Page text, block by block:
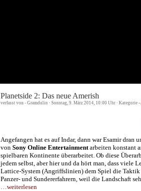
Planetside 2: Das neue Amerish
verfasst von - Gramdulin · Sonntag, 9. März 2014, 10:00 Uhr · Kategorie -
Angefangen hat es auf Indar, dann war Esamir
von Sony Online Entertainment arbeiten konstant
spielbaren Kontinente überarbeitet. Ob diese
jedem selbst, aber hier und da hört man, dass viele
Lattice-System (Angriffslinien) dem Spiel die Taktik
Panzer- und Sundererfahrern, weil die Landschaft
…weiterlesen